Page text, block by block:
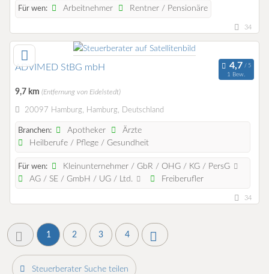
Für wen: Arbeitnehmer Rentner / Pensionäre
34
ADVIMED StBG mbH
1 Bew.
9,7 km (Entfernung von Eidelstedt)
20097 Hamburg, Hamburg, Deutschland
Branchen: Apotheker
Ärzte
Heilberufe / Pflege / Gesundheit
Für wen:
Kleinunternehmer / GbR / OHG / KG / PersG
AG / SE / GmbH / UG / Ltd.
Freiberufler
34
1 2 3 4
Steuerberater Suche teilen